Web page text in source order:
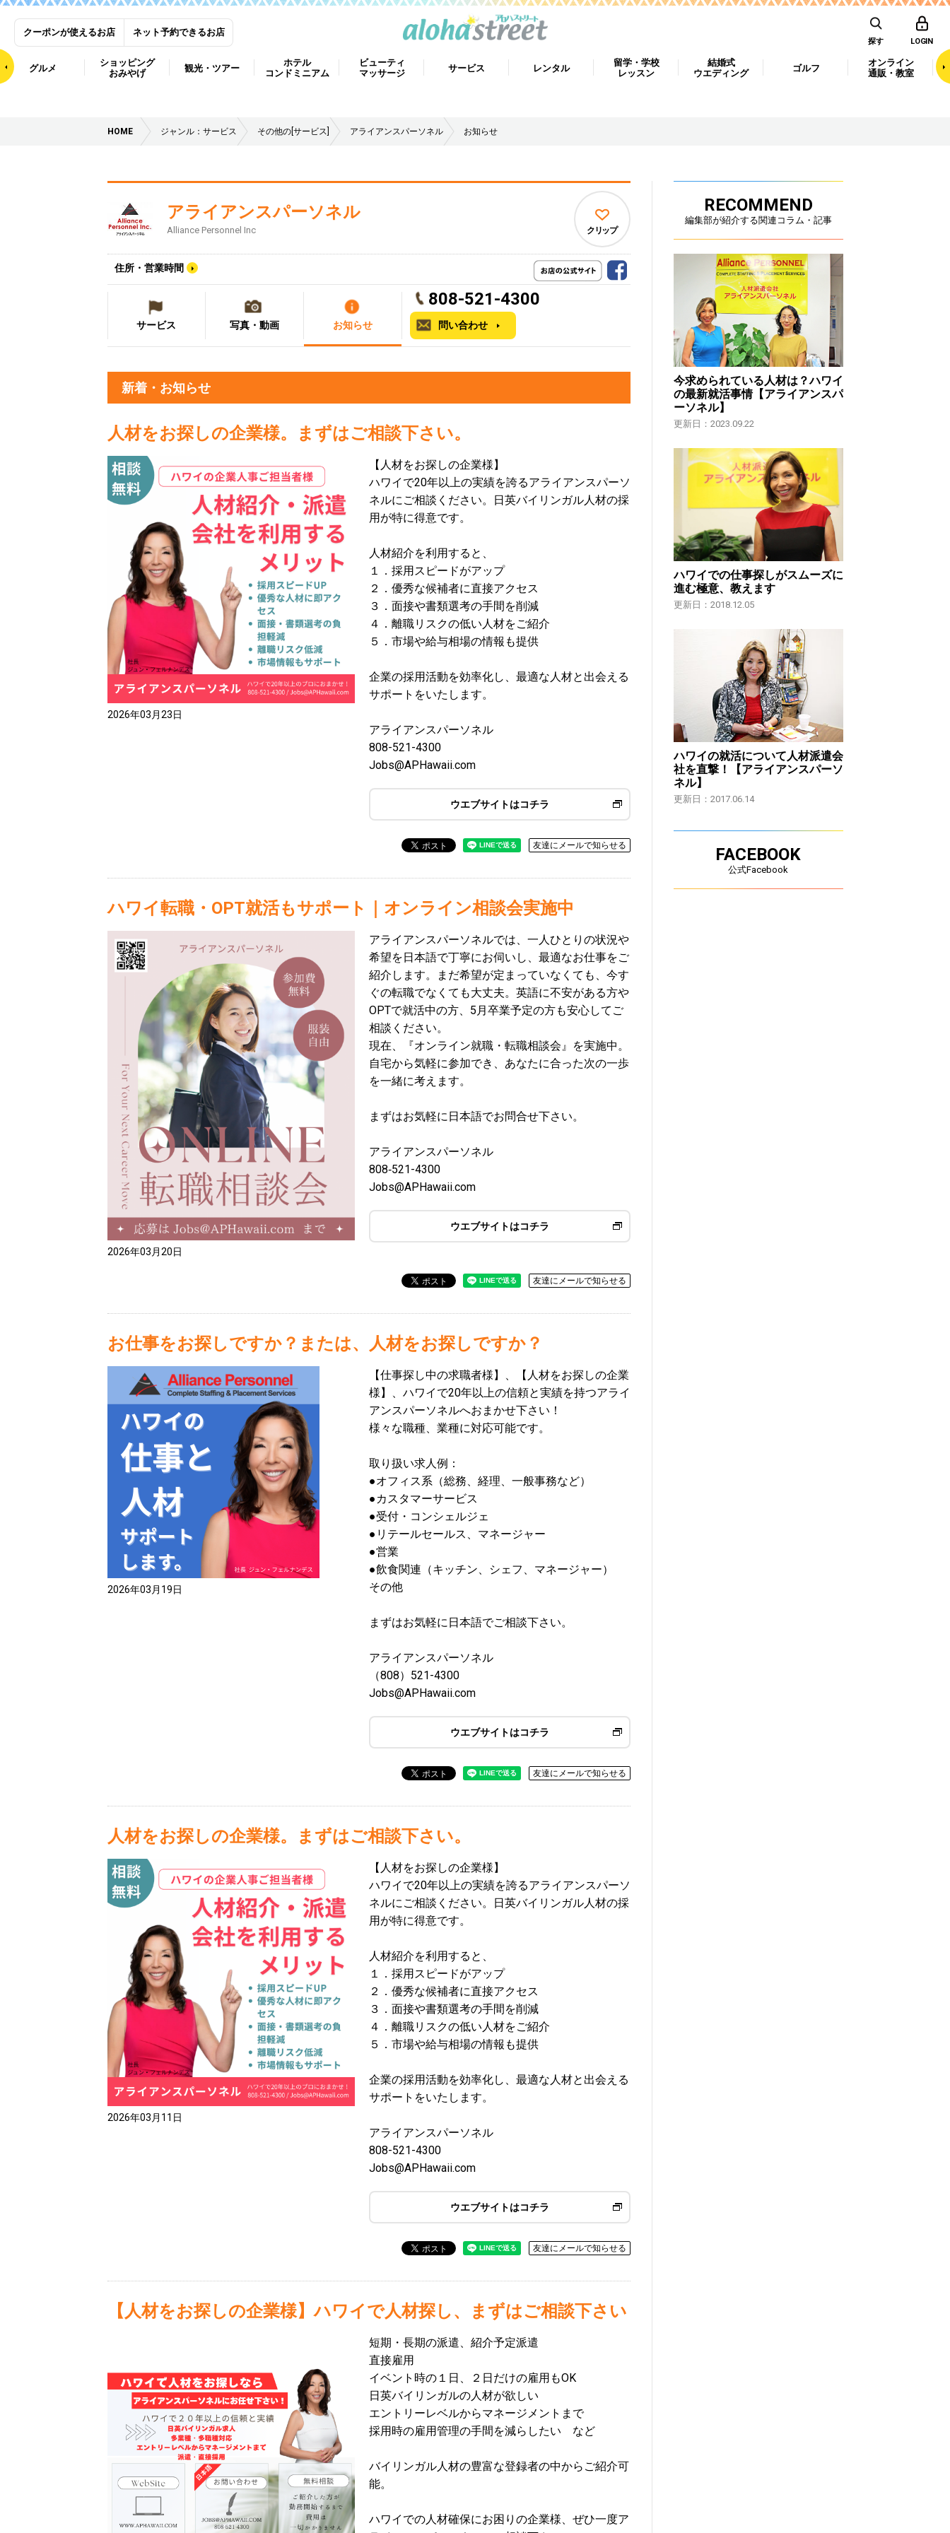
クーポンが使えるお店 ネット予約できるお店
探す LOGIN
グルメ
ショッピング
おみやげ
観光・ツアー
ホテル
コンドミニアム
ビューティ
マッサージ
サービス レンタル
留学・学校
レッスン
結婚式
ウエディング
ゴルフ
オンライン
通販・教室
HOME ジャンル：サービス その他の[サービス] アライアンスパーソネル お知らせ
アライアンスパーソネル
Alliance Personnel Inc
住所・営業時間
クリップ
サービス 写真・動画 お知らせ
808-521-4300
問い合わせ
新着・お知らせ
人材をお探しの企業様。まずはご相談下さい。
2026年03月23日
【人材をお探しの企業様】
ハワイで20年以上の実績を誇るアライアンスパーソ
ネルにご相談ください。日英バイリンガル人材の採
用が特に得意です。
人材紹介を利用すると、
１．採用スピードがアップ
２．優秀な候補者に直接アクセス
３．面接や書類選考の手間を削減
４．離職リスクの低い人材をご紹介
５．市場や給与相場の情報も提供
企業の採用活動を効率化し、最適な人材と出会える
サポートをいたします。
アライアンスパーソネル
808-521-4300
Jobs@APHawaii.com
ウエブサイトはコチラ
友達にメールで知らせる
ハワイ転職・OPT就活もサポート｜オンライン相談会実施中
2026年03月20日
アライアンスパーソネルでは、一人ひとりの状況や
希望を日本語で丁寧にお伺いし、最適なお仕事をご
紹介します。まだ希望が定まっていなくても、今す
ぐの転職でなくても大丈夫。英語に不安がある方や
OPTで就活中の方、5月卒業予定の方も安心してご
相談ください。
現在、『オンライン就職・転職相談会』を実施中。
自宅から気軽に参加でき、あなたに合った次の一歩
を一緒に考えます。
まずはお気軽に日本語でお問合せ下さい。
アライアンスパーソネル
808‐521-4300
Jobs@APHawaii.com
ウエブサイトはコチラ
友達にメールで知らせる
お仕事をお探しですか？または、人材をお探しですか？
2026年03月19日
【仕事探し中の求職者様】、【人材をお探しの企業
様】、ハワイで20年以上の信頼と実績を持つアライ
アンスパーソネルへおまかせ下さい！
様々な職種、業種に対応可能です。
取り扱い求人例：
●オフィス系（総務、経理、一般事務など）
●カスタマーサービス
●受付・コンシェルジェ
●リテールセールス、マネージャー
●営業
●飲食関連（キッチン、シェフ、マネージャー）
その他
まずはお気軽に日本語でご相談下さい。
アライアンスパーソネル
（808）521-4300
Jobs@APHawaii.com
ウエブサイトはコチラ
友達にメールで知らせる
人材をお探しの企業様。まずはご相談下さい。
2026年03月11日
【人材をお探しの企業様】
ハワイで20年以上の実績を誇るアライアンスパーソ
ネルにご相談ください。日英バイリンガル人材の採
用が特に得意です。
人材紹介を利用すると、
１．採用スピードがアップ
２．優秀な候補者に直接アクセス
３．面接や書類選考の手間を削減
４．離職リスクの低い人材をご紹介
５．市場や給与相場の情報も提供
企業の採用活動を効率化し、最適な人材と出会える
サポートをいたします。
アライアンスパーソネル
808-521-4300
Jobs@APHawaii.com
ウエブサイトはコチラ
友達にメールで知らせる
【人材をお探しの企業様】ハワイで人材探し、まずはご相談下さい
短期・長期の派遣、紹介予定派遣
直接雇用
イベント時の１日、２日だけの雇用もOK
日英バイリンガルの人材が欲しい
エントリーレベルからマネージメントまで
採用時の雇用管理の手間を減らしたい など
バイリンガル人材の豊富な登録者の中からご紹介可
能。
ハワイでの人材確保にお困りの企業様、ぜひ一度ア
RECOMMEND
編集部が紹介する関連コラム・記事
今求められている人材は？ハワイ
の最新就活事情【アライアンスパ
ーソネル】
更新日：2023.09.22
ハワイでの仕事探しがスムーズに
進む極意、教えます
更新日：2018.12.05
ハワイの就活について人材派遣会
社を直撃！【アライアンスパーソ
ネル】
更新日：2017.06.14
FACEBOOK
公式Facebook